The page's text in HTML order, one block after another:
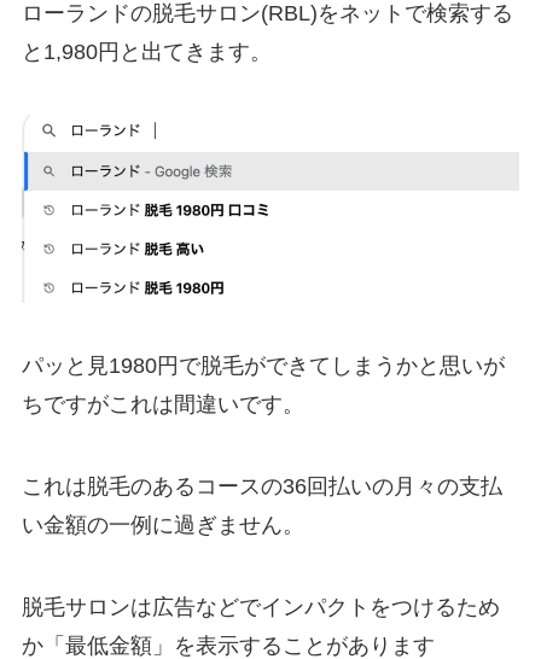
ローランドの脱毛サロン(RBL)をネットで検索する
と1,980円と出てきます。
パッと見1980円で脱毛ができてしまうかと思いが
ちですがこれは間違いです。
これは脱毛のあるコースの36回払いの月々の支払
い金額の一例に過ぎません。
脱毛サロンは広告などでインパクトをつけるため
か「最低金額」を表示することがあります